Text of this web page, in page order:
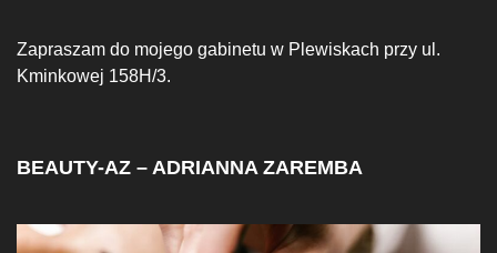
Zapraszam do mojego gabinetu w Plewiskach przy ul.
Kminkowej 158H/3.
BEAUTY-AZ – ADRIANNA ZAREMBA